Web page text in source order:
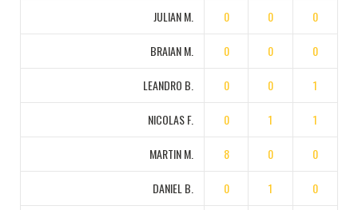
JULIAN M. 0 0 0
BRAIAN M. 0 0 0
LEANDRO B. 0 0 1
NICOLAS F. 0 1 1
MARTIN M. 8 0 0
DANIEL B. 0 1 0